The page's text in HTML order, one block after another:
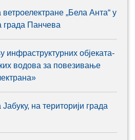
„Бела Анта“ у
града Панчева
инфраструктурних објеката-
водова за повезивање
на територији града